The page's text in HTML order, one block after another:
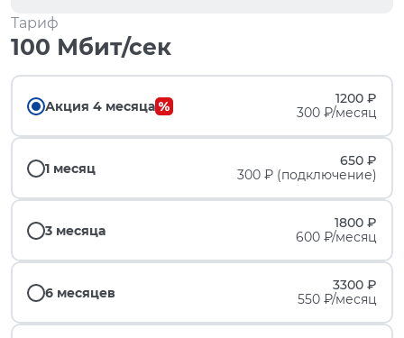
Тариф
100 Мбит/сек
Акция 4 месяца
1200 ₽
300 ₽/месяц
1 месяц
650 ₽
300 ₽ (подключение)
3 месяца
1800 ₽
600 ₽/месяц
6 месяцев
3300 ₽
550 ₽/месяц